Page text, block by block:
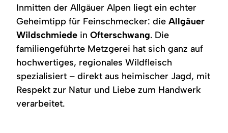
Winter
Region
Service
Inmitten der Allgäuer Alpen liegt ein echter
Geheimtipp für Feinschmecker: dieAllgäuer
Wildschmiede inOfterschwang. Die
familiengeführte Metzgerei hat sich ganz auf
hochwertiges, regionales Wildfleisch
spezialisiert – direkt aus heimischer Jagd, mit
Respekt zur Natur und Liebe zum Handwerk
verarbeitet.